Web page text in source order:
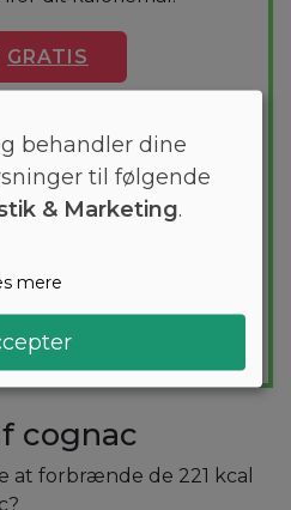
GRATIS
cognac
at forbrænde de 221 kcal
behandler dine
til følgende
& Marketing.
mere